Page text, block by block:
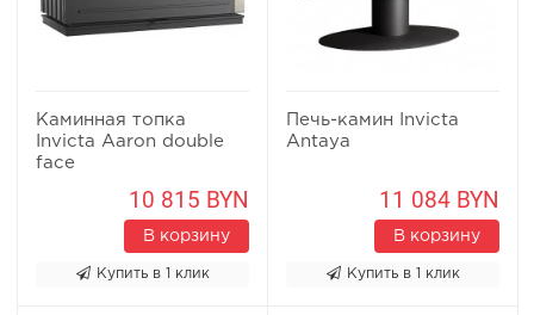
Каминная топка
Invicta Aaron double
face
10 815 BYN
В корзину
Купить в 1 клик
Печь-камин Invicta
Antaya
11 084 BYN
В корзину
Купить в 1 клик